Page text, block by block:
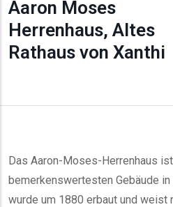
Aaron Moses
Herrenhaus, Altes
Rathaus von Xanthi
Das Aaron-Moses-Herrenhaus
bemerkenswertesten Gebäude
wurde um 1880 erbaut und